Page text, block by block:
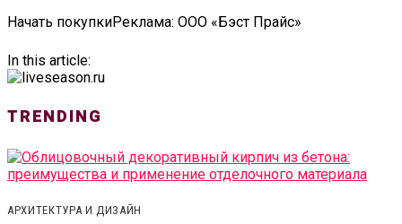
Начать покупкиРеклама: ООО «Бэст Прайс»
In this article:
TRENDING
АРХИТЕКТУРА И ДИЗАЙН